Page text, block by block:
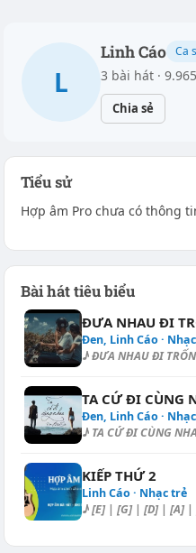
L
Linh Cáo Ca
3 bài hát ·
Chia sẻ
Tiểu sử
Hợp âm Pro chưa có thông
Bài hát tiêu biểu
ĐƯA NHAU ĐI
Đen, Linh Cáo ·
TA CỨ ĐI CÙNG
Đen, Linh Cáo ·
KIẾP THỨ 2
Linh Cáo · Nhạc trẻ